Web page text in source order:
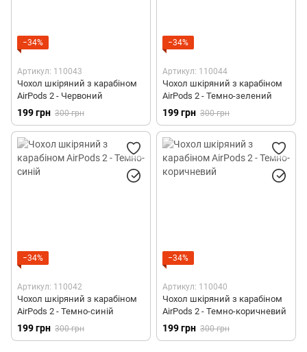
Силіконові чохли для AirPods 4
Шкіряні чохли для AirPods 4
Полікарбонатні чохли для AirPods 4
Силіконові чохли зі шнурком для AirPods Pro 3
Чохли з MagSafe для AirPods Pro 3
Полікарбонатні чохли для AirPods Pro 3
−34%
Артикул: 110043
Чохол шкіряний з карабіном
AirPods 2 - Червоний
199 грн 300 грн
−34%
Артикул: 110044
Чохол шкіряний з карабіном
AirPods 2 - Темно-зелений
199 грн 300 грн
−34%
Артикул: 110042
Чохол шкіряний з карабіном
AirPods 2 - Темно-синій
199 грн 300 грн
−34%
Артикул: 110040
Чохол шкіряний з карабіном
AirPods 2 - Темно-коричневий
199 грн 300 грн